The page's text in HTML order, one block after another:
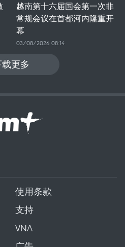
越南第十六届国会第一次非
常规会议在首都河内隆重开
幕
03/08/2026 08:14
更多
使用条款
支持
VNA